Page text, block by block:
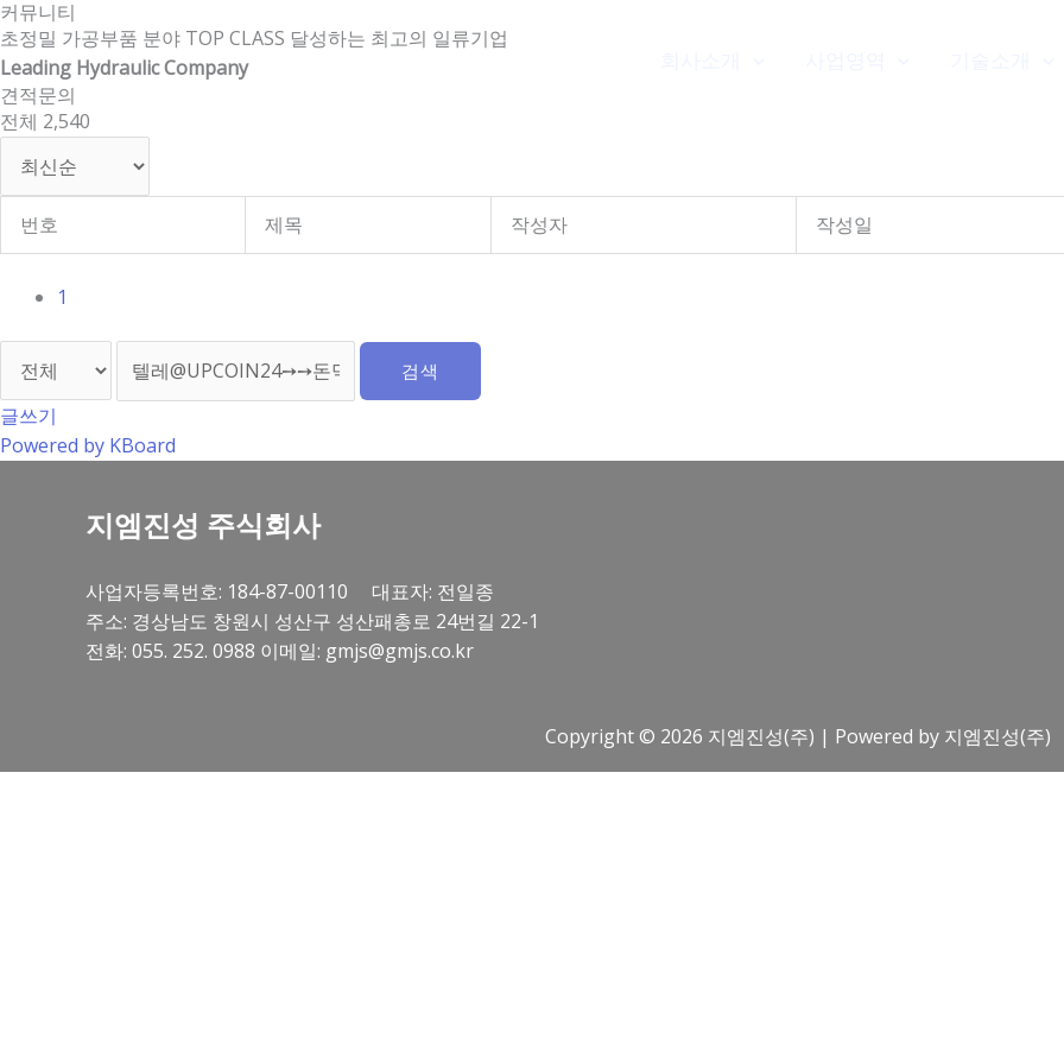
콘
텐
츠
로
건
뛰
커뮤니티
초정밀 가공부품 분야 TOP CLASS 달성하는 최고의 일류기업
Leading Hydraulic Company
견적문의
전체 2,540
번호 제목 작성자 작성일
1
검색
글쓰기
Powered by KBoard
지엠진성 주식회사
사업자등록번호: 184-87-00110 대표자: 전일종
주소: 경상남도 창원시 성산구 성산패총로 24번길 22-1
전화: 055. 252. 0988 이메일: gmjs@gmjs.co.kr
Copyright © 2026 지엠진성(주) | Powered by 지엠진성(주)